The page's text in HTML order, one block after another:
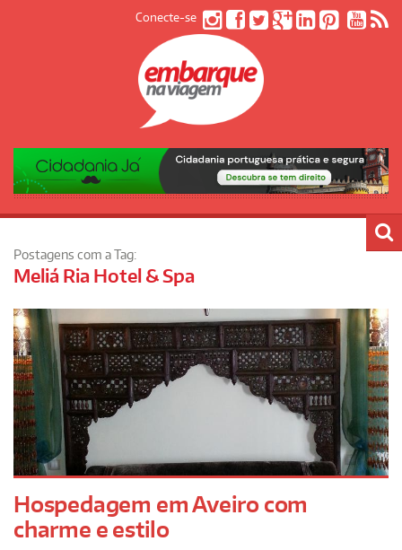
Conecte-se
Postagens com a Tag:
Meliá Ria Hotel & Spa
Hospedagem em Aveiro com
charme e estilo